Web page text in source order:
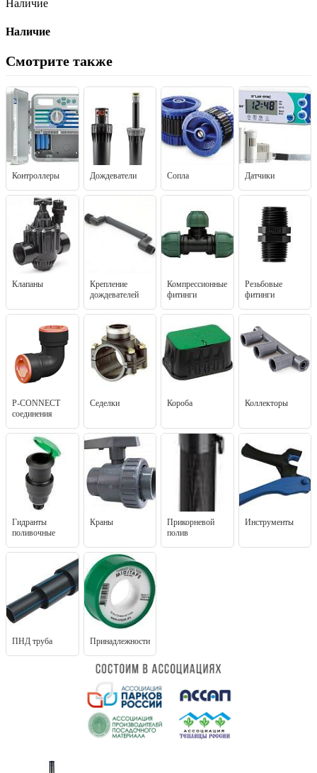
Наличие
Наличие
Смотрите также
Контроллеры Дождеватели Сопла Датчики
Клапаны
Крепление
дождевателей
Компрессионные
фитинги
Резьбовые
фитинги
P-CONNECT
соединения
Седелки Короба Коллекторы
Гидранты
поливочные
Краны
Прикорневой
полив
Инструменты
ПНД труба Принадлежности